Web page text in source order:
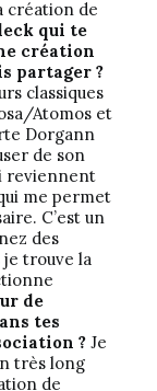
création de
qui te
création
partager ?
classiques
Atomos et
Dorgann
de son
reviennent
me permet
C’est un
des
trouve la
de
tes
? Je
très long
de